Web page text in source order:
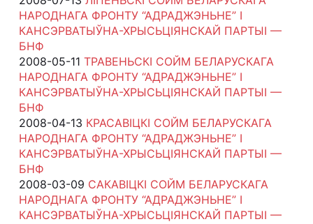
НАРОДНАГА ФРОНТУ “АДРАДЖЭНЬНЕ” І
КАНСЭРВАТЫЎНА-ХРЫСЬЦІЯНСКАЙ ПАРТЫІ —
БНФ
2008-05-11 ТРАВЕНЬСКІ СОЙМ БЕЛАРУСКАГА
НАРОДНАГА ФРОНТУ “АДРАДЖЭНЬНЕ” І
КАНСЭРВАТЫЎНА-ХРЫСЬЦІЯНСКАЙ ПАРТЫІ —
БНФ
2008-04-13 КРАСАВІЦКІ СОЙМ БЕЛАРУСКАГА
НАРОДНАГА ФРОНТУ “АДРАДЖЭНЬНЕ” І
КАНСЭРВАТЫЎНА-ХРЫСЬЦІЯНСКАЙ ПАРТЫІ —
БНФ
2008-03-09 САКАВІЦКІ СОЙМ БЕЛАРУСКАГА
НАРОДНАГА ФРОНТУ “АДРАДЖЭНЬНЕ” І
КАНСЭРВАТЫЎНА-ХРЫСЬЦІЯНСКАЙ ПАРТЫІ —